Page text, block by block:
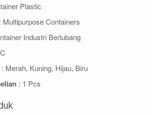
Plastic
: Multipurpose Containers
Industri Berlubang
: Merah, Kuning, Hijau, Biru
: 1 Pcs